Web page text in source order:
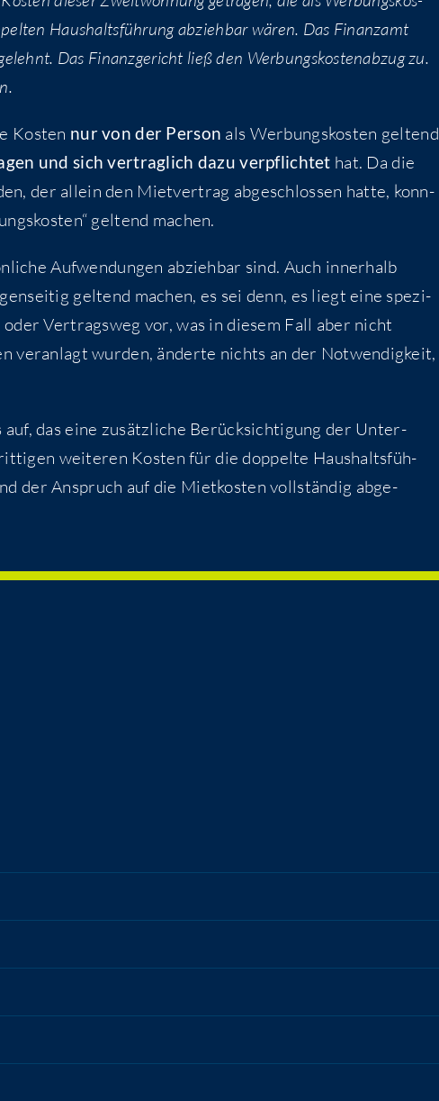
Haus­halts­füh­rung abzieh­bar wären. Das Finanz­amt
Das Finanz­ge­richt ließ den Wer­bungs­kos­ten­ab­zug zu.
Kos­ten nur von der Per­son als Wer­bungs­kos­ten gel­tend
und sich ver­trag­lich dazu ver­pflich­tet hat. Da die
der allein den Miet­ver­trag abge­schlos­sen hat­te, konn­
gel­tend machen.
Auf­wen­dun­gen abzieh­bar sind. Auch inner­halb
gel­tend machen, es sei denn, es liegt eine spe­zi­
Ver­trags­weg vor, was in die­sem Fall aber nicht
ver­an­lagt wur­den, änder­te nichts an der Not­wen­dig­keit,
das eine zusätz­li­che Berück­sich­ti­gung der Unter­
wei­te­ren Kos­ten für die dop­pel­te Haus­halts­füh­
der Anspruch auf die Miet­kos­ten voll­stän­dig abge­